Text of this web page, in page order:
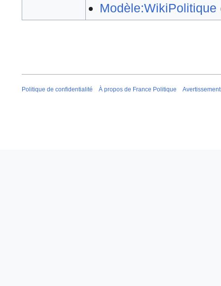
Modèle:WikiPolitique
Politique de confidentialité À propos de France Politique